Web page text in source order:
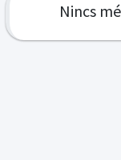
Nincs